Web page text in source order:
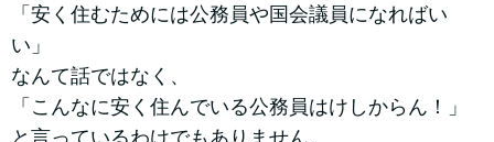
「安く住むためには公務員や国会議員になればい
い」
なんて話ではなく、
「こんなに安く住んでいる公務員はけしからん！」
と言っているわけでもありません。